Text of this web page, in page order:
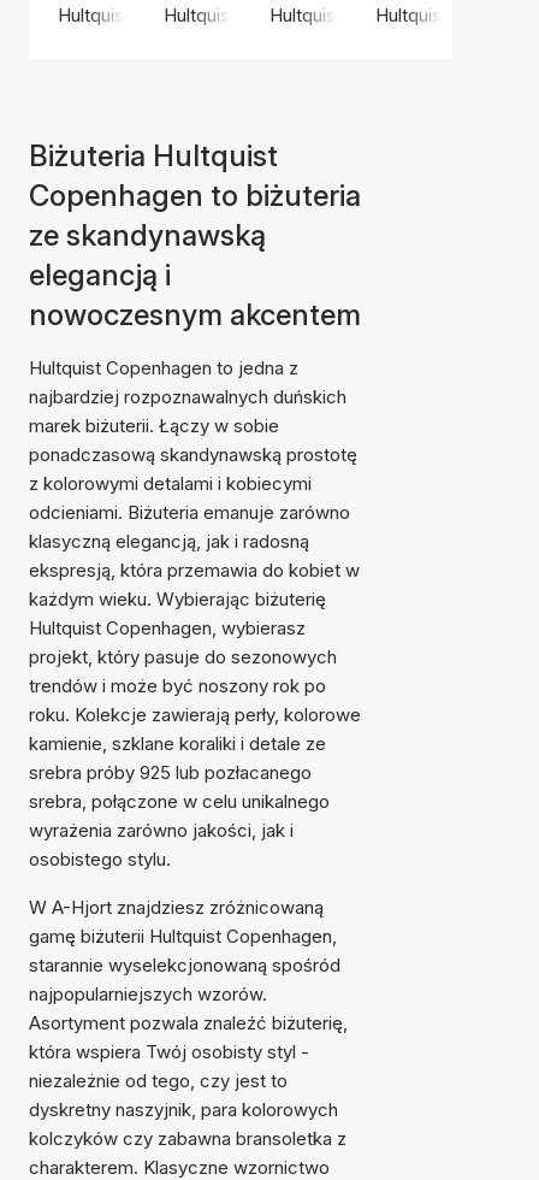
Hultquist CopenhagenHultquist CopenhagenHultquist Copenhagen
Hultquist
Biżuteria Hultquist
Copenhagen to biżuteria
ze skandynawską
elegancją i
nowoczesnym akcentem
Hultquist Copenhagen to jedna z
najbardziej rozpoznawalnych duńskich
marek biżuterii. Łączy w sobie
ponadczasową skandynawską prostotę
z kolorowymi detalami i kobiecymi
odcieniami. Biżuteria emanuje zarówno
klasyczną elegancją, jak i radosną
ekspresją, która przemawia do kobiet w
każdym wieku. Wybierając biżuterię
Hultquist Copenhagen, wybierasz
projekt, który pasuje do sezonowych
trendów i może być noszony rok po
roku. Kolekcje zawierają perły, kolorowe
kamienie, szklane koraliki i detale ze
srebra próby 925 lub pozłacanego
srebra, połączone w celu unikalnego
wyrażenia zarówno jakości, jak i
osobistego stylu.
W A-Hjort znajdziesz zróżnicowaną
gamę biżuterii Hultquist Copenhagen,
starannie wyselekcjonowaną spośród
najpopularniejszych wzorów.
Asortyment pozwala znaleźć biżuterię,
która wspiera Twój osobisty styl -
niezależnie od tego, czy jest to
dyskretny naszyjnik, para kolorowych
kolczyków czy zabawna bransoletka z
charakterem. Klasyczne wzornictwo